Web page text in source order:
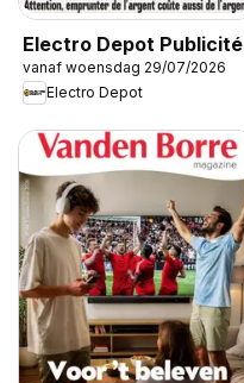
Electro Depot Publicité
vanaf woensdag 29/07/2026
Electro Depot